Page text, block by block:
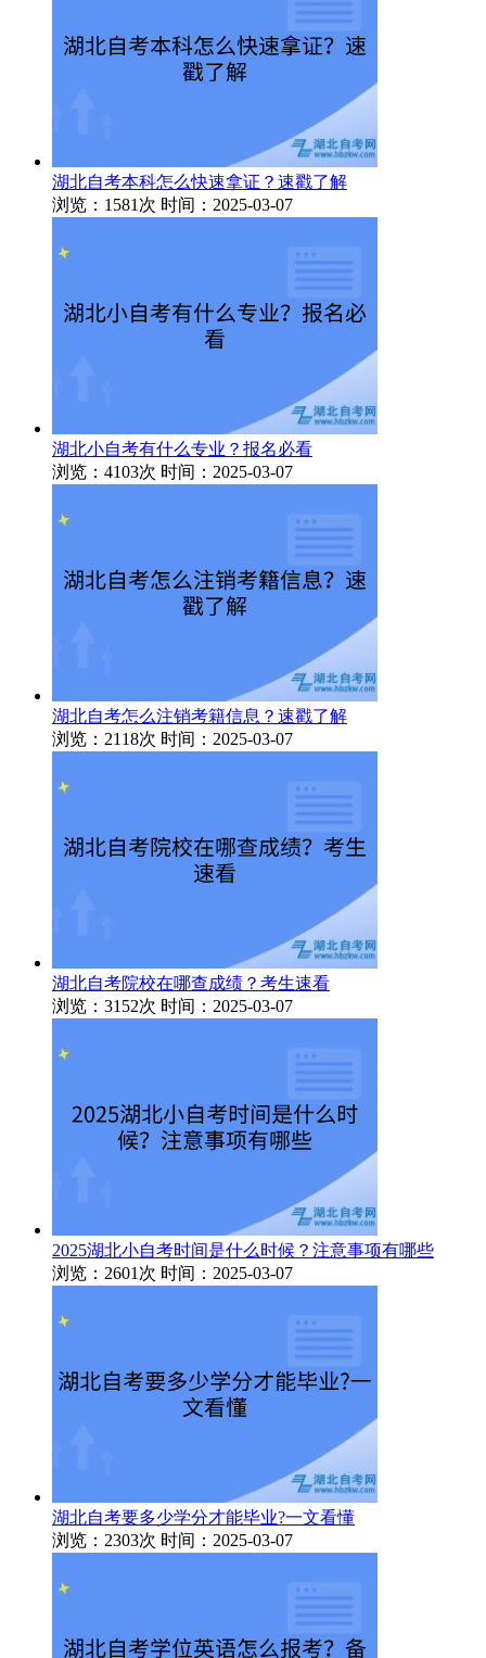
湖北自考本科怎么快速拿证？速戳了解
浏览：1581次 时间：2025-03-07
湖北小自考有什么专业？报名必看
浏览：4103次 时间：2025-03-07
湖北自考怎么注销考籍信息？速戳了解
浏览：2118次 时间：2025-03-07
湖北自考院校在哪查成绩？考生速看
浏览：3152次 时间：2025-03-07
2025湖北小自考时间是什么时候？注意事项有哪些
浏览：2601次 时间：2025-03-07
湖北自考要多少学分才能毕业?一文看懂
浏览：2303次 时间：2025-03-07